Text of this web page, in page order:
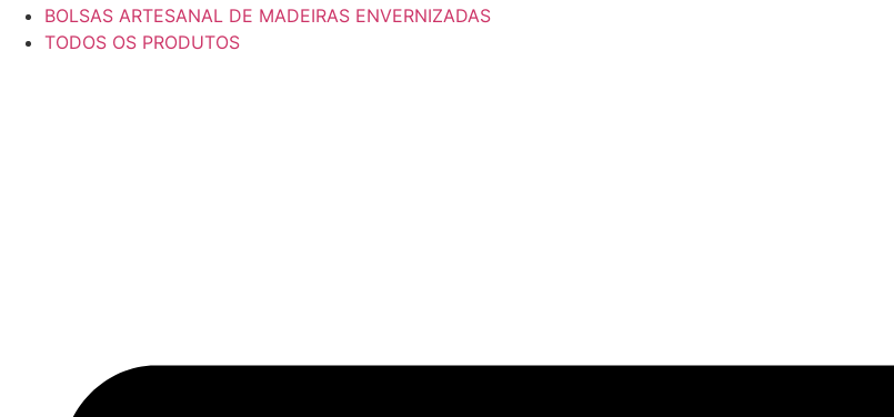
BOLSAS ARTESANAL DE MADEIRAS ENVERNIZADAS
TODOS OS PRODUTOS